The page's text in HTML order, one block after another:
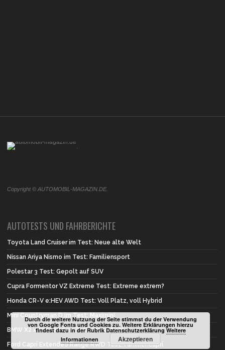
Copyright © AUTOMOBIL-MAGAZIN.DE.
AUTOTESTS UND FAHRBERICHTE
Toyota Land Cruiser im Test: Neue alte Welt
Nissan Ariya Nismo im Test: Familiensport
Polestar 3 Test: Gepolt auf SUV
Cupra Formentor VZ Extreme Test: Extreme extrem?
Honda CR-V e:HEV AWD Test: Voll Platz, voll Hybrid
Mini Countryman D im Test: Maximini
BMW X2 xDrive 20d im Test: Erste Wahl
Ford Capri Extended Range RWD Test: Familiencapri
Durch die weitere Nutzung der Seite stimmst du der Verwendung
von Google Fonts und Cookies zu. Weitere Erklärungen hierzu
findest dazu in der Rubrik DatenschutzerklärungWeitere
Informationen
Akzeptieren